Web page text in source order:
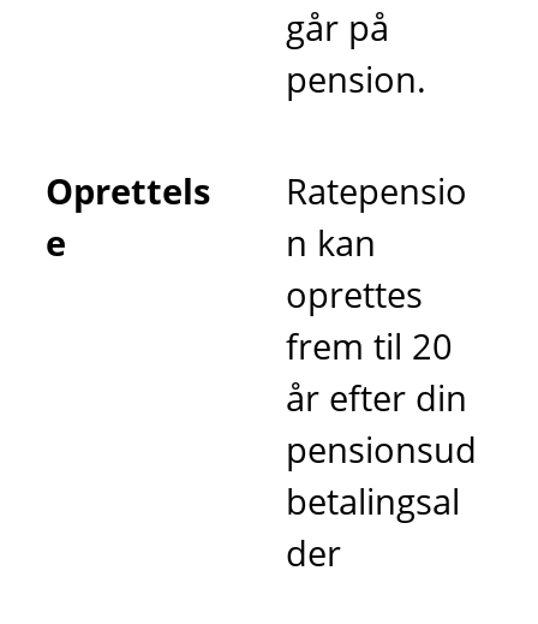
går på
pension.
Oprettels
e
Ratepensio
n kan
oprettes
frem til 20
år efter din
pensionsud
betalingsal
der